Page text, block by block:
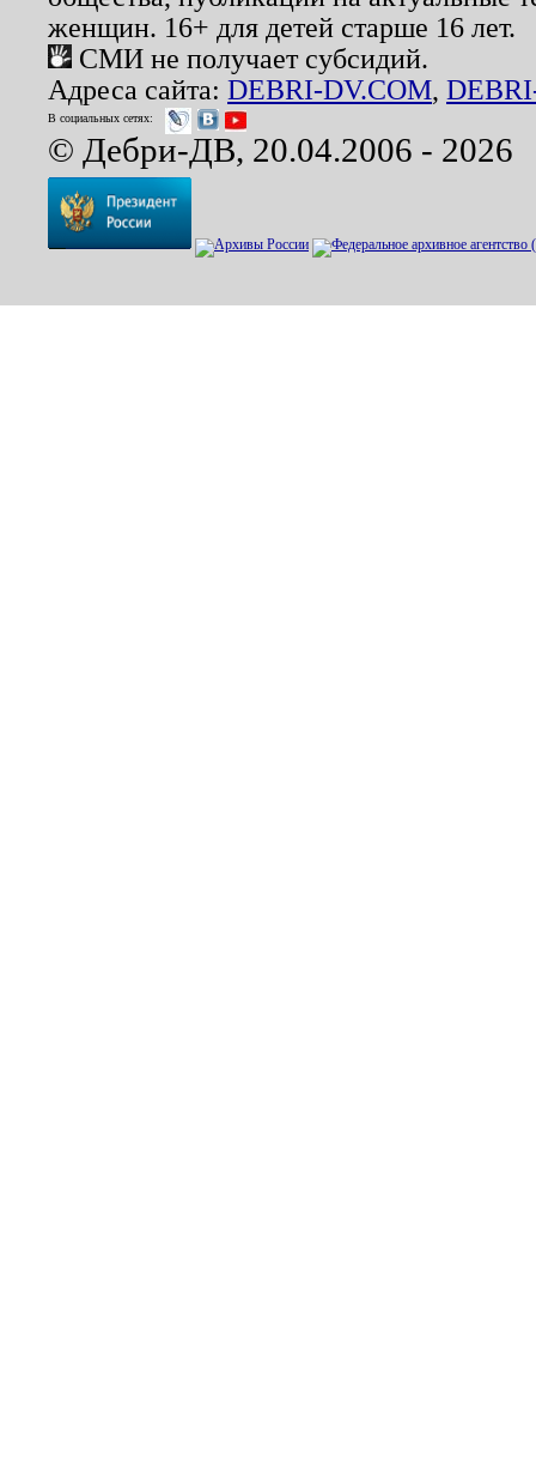
женщин. 16+ для детей старше 16 лет.
СМИ не получает субсидий.
Адреса сайта: DEBRI-DV.COM,
В социальных сетях:
© Дебри-ДВ, 20.04.2006 - 2026